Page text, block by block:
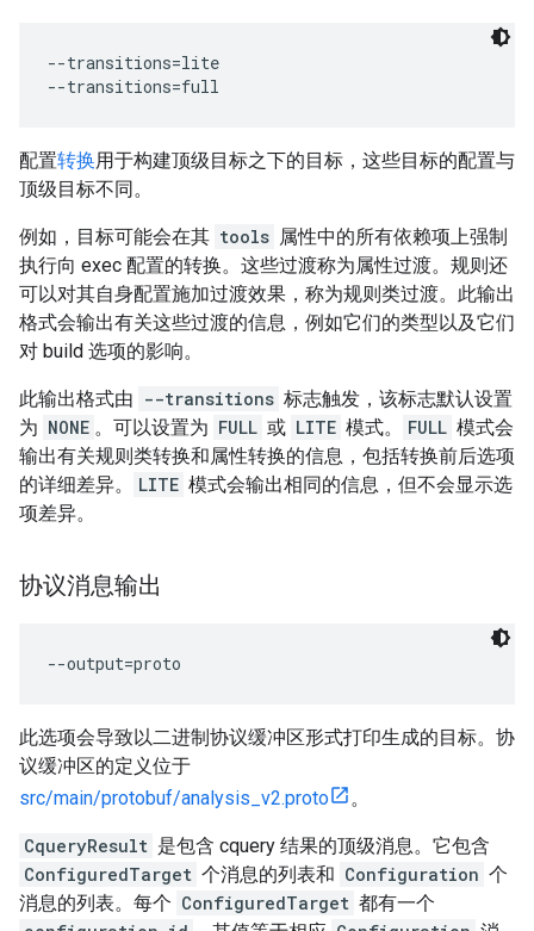
--transitions=lite
配置转换用于构建顶级目标之下的目标，这些目标的配置与
顶级目标不同。
例如，目标可能会在其 tools 属性中的所有依赖项上强制
执行向 exec 配置的转换。这些过渡称为属性过渡。规则还
可以对其自身配置施加过渡效果，称为规则类过渡。此输出
格式会输出有关这些过渡的信息，例如它们的类型以及它们
对 build 选项的影响。
此输出格式由 --transitions 标志触发，该标志默认设置
为 NONE 。可以设置为 FULL 或 LITE 模式。 FULL 模式会
输出有关规则类转换和属性转换的信息，包括转换前后选项
的详细差异。
LITE 模式会输出相同的信息，但不会显示选
项差异。
协议消息输出
此选项会导致以二进制协议缓冲区形式打印生成的目标。协
议缓冲区的定义位于
src/main/protobuf/analysis_v2.proto
。
CqueryResult 是包含 cquery 结果的顶级消息。它包含
ConfiguredTarget 个消息的列表和 Configuration 个
消息的列表。每个 ConfiguredTarget 都有一个